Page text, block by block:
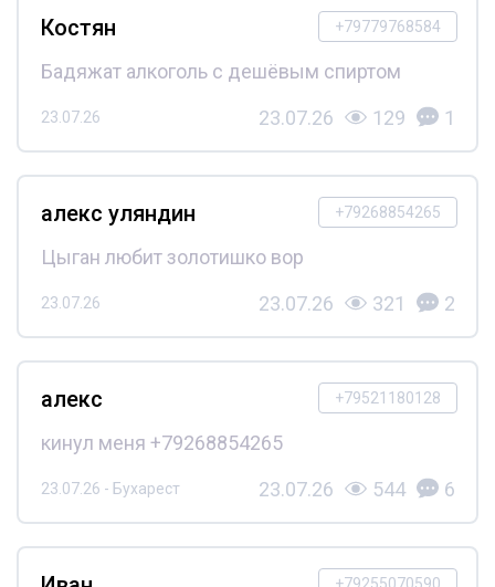
+79779768584
Костян
Бадяжат алкоголь с дешёвым спиртом
23.07.26 23.07.26 129 1
+79268854265
алекс уляндин
Цыган любит золотишко вор
23.07.26 23.07.26 321 2
+79521180128
алекс
кинул меня +79268854265
23.07.26 - Бухарест 23.07.26 544 6
+79255070590